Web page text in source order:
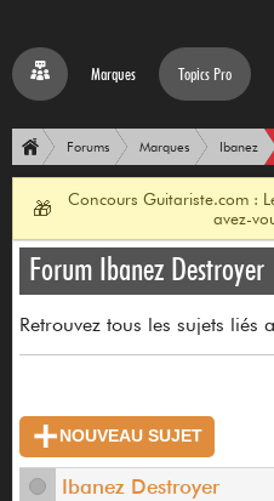
Marques Topics Pro
Forums Marques Ibanez
🎁
Concours Guitariste.com :
avez-
Forum Ibanez Destroyer
Retrouvez tous les sujets liés
NOUVEAU SUJET
Ibanez Destroyer